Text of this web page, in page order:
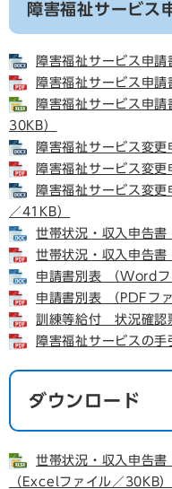
障害福祉サービス
障害福祉サービス申
障害福祉サービス申
障害福祉サービス申
30KB）
障害福祉サービス変
障害福祉サービス変
障害福祉サービス変
／41KB）
世帯状況・収入申告
世帯状況・収入申告
申請書別表 （Wordフ
申請書別表 （PDFフ
訓練等給付 状況確認
障害福祉サービスの
ダウンロード
世帯状況・収入申告書
（Excelファイル／30KB）